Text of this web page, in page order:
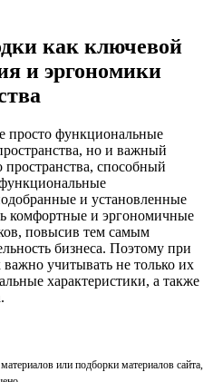
как ключевой
и эргономики
просто функциональные
но и важный
способный
и установленные
комфортные и эргономичные
повысив тем самым
бизнеса. Поэтому при
учитывать не только их
характеристики, а также
или подборки материалов сайта,